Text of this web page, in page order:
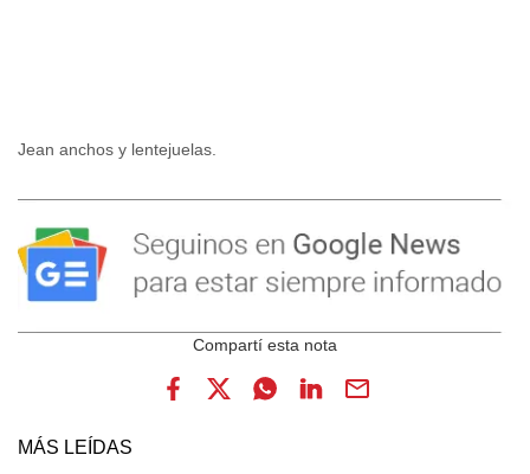
Jean anchos y lentejuelas.
MÁS LEÍDAS